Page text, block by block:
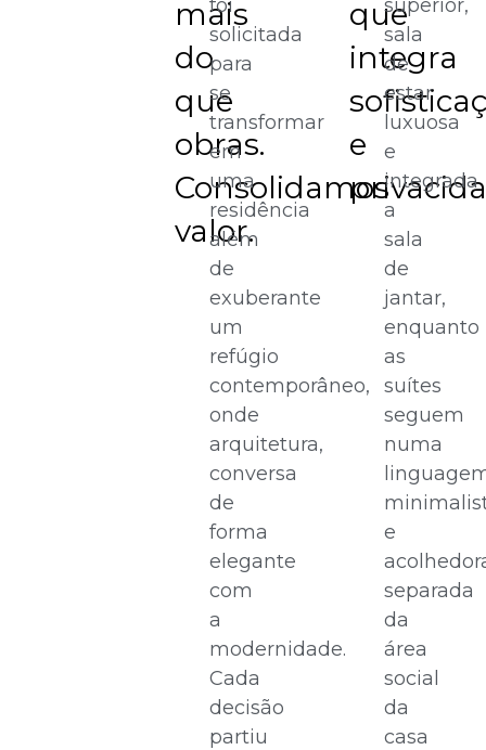
mais
do
que
obras.
Consolidamos
valor.
foi
solicitada
para
se
transformar
em
uma
residência
além
de
exuberante
um
refúgio
contemporâneo,
onde
arquitetura,
conversa
de
forma
elegante
com
a
modernidade.
Cada
decisão
partiu
que
integra
e
superior,
sala
de
estar
luxuosa
e
integrada
a
sala
de
jantar,
enquanto
as
suítes
seguem
numa
e
separada
da
área
social
da
casa